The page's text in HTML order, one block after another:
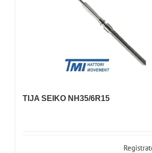
TIJA SEIKO NH35/6R15